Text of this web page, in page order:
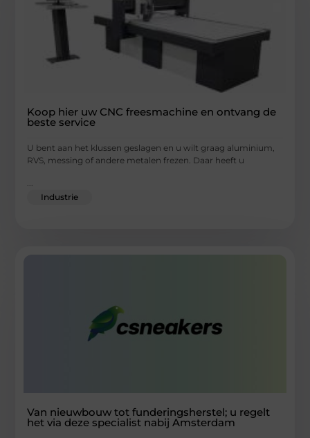
Koop hier uw CNC freesmachine en ontvang de
beste service
U bent aan het klussen geslagen en u wilt graag aluminium,
RVS, messing of andere metalen frezen. Daar heeft u
Industrie
Van nieuwbouw tot funderingsherstel; u regelt
het via deze specialist nabij Amsterdam